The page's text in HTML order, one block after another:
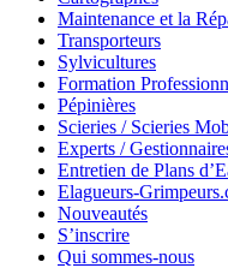
Maintenance et la
Transporteurs
Sylvicultures
Formation
Pépinières
Scieries / Scieries
Experts /
Entretien de Plans
Elagueurs-
Nouveautés
S’inscrire
Qui sommes-nous